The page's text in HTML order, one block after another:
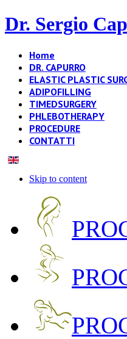
Dr. Sergio
Home
DR. CAPURRO
ELASTIC PLASTIC
ADIPOFILLING
TIMEDSURGERY
PHLEBOTHERAPY
PROCEDURE
CONTATTI
Skip to content